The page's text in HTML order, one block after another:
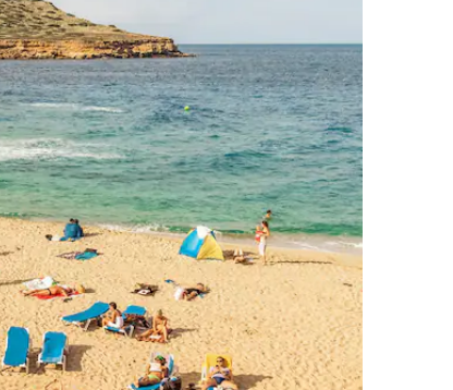
nahor a nadol alebo ich preskúmať pomocou